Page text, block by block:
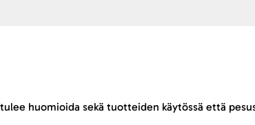
huomioida sekä tuotteiden käytössä että